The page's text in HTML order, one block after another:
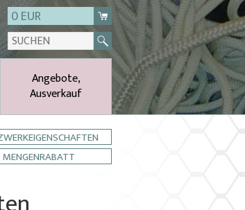
0 EUR
Angebote,
Ausverkauf
MENGENRABATT